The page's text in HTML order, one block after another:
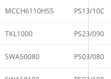
MCCH6110HSS PS13/10C
TKL1000 PS23/090
SWA50080 PS03/080